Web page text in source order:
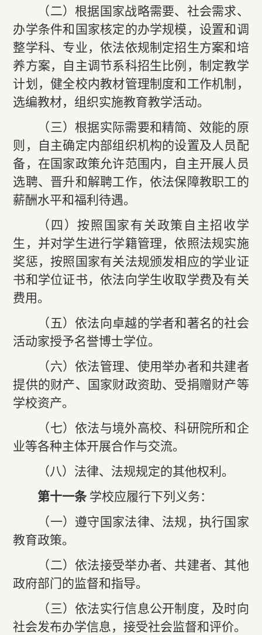
（二）根据国家战略需要、社会需求、
办学条件和国家核定的办学规模，设置和调
整学科、专业，依法依规制定招生方案和培
养方案，自主调节系科招生比例，制定教学
计划，健全校内教材管理制度和工作机制，
选编教材，组织实施教育教学活动。
（三）根据实际需要和精简、效能的原
则，自主确定内部组织机构的设置及人员配
备，在国家政策允许范围内，自主开展人员
选聘、晋升和解聘工作，依法保障教职工的
薪酬水平和福利待遇。
（四）按照国家有关政策自主招收学
生，并对学生进行学籍管理，依照法规实施
奖惩，按照国家有关法规颁发相应的学业证
书和学位证书，依法向学生收取学费及有关
费用。
（五）依法向卓越的学者和著名的社会
活动家授予名誉博士学位。
（六）依法管理、使用举办者和共建者
提供的财产、国家财政资助、受捐赠财产等
学校资产。
（七）依法与境外高校、科研院所和企
业等各种主体开展合作与交流。
（八）法律、法规规定的其他权利。
第十一条 学校应履行下列义务：
（一）遵守国家法律、法规，执行国家
教育政策。
（二）依法接受举办者、共建者、其他
政府部门的监督和指导。
（三）依法实行信息公开制度，及时向
社会发布办学信息，接受社会监督和评价。